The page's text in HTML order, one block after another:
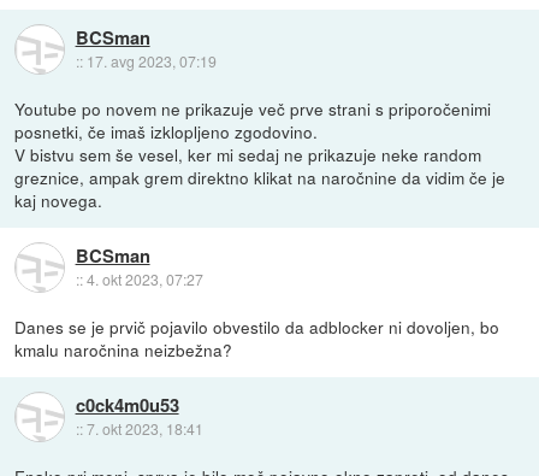
BCSman
:: 17. avg 2023, 07:19
Youtube po novem ne prikazuje več prve strani s priporočenimi
posnetki, če imaš izklopljeno zgodovino.
V bistvu sem še vesel, ker mi sedaj ne prikazuje neke random
greznice, ampak grem direktno klikat na naročnine da vidim če je
kaj novega.
BCSman
::4. okt 2023, 07:27
Danes se je prvič pojavilo obvestilo da adblocker ni dovoljen, bo
kmalu naročnina neizbežna?
c0ck4m0u53
::7. okt 2023, 18:41